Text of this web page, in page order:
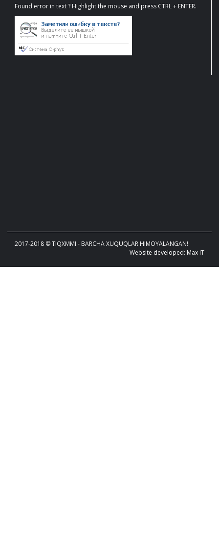
Found error in text ? Highlight the mouse and press CTRL + ENTER.
2017-2018 © TIQXMMI - BARCHA XUQUQLAR HIMOYALANGAN!
Website developed: Max IT